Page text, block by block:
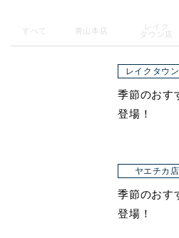
お知らせ
アクセ
すべて 青山本店
レイク
タウン店
レイクタウ
季節のおす
登場！
ヤエチカ店
季節のおす
登場！